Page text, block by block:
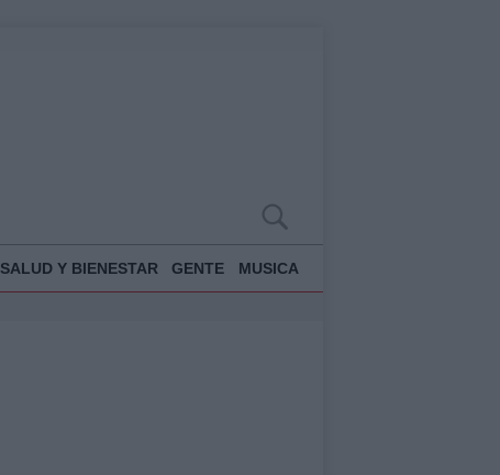
SALUD Y BIENESTAR GENTE MUSICA